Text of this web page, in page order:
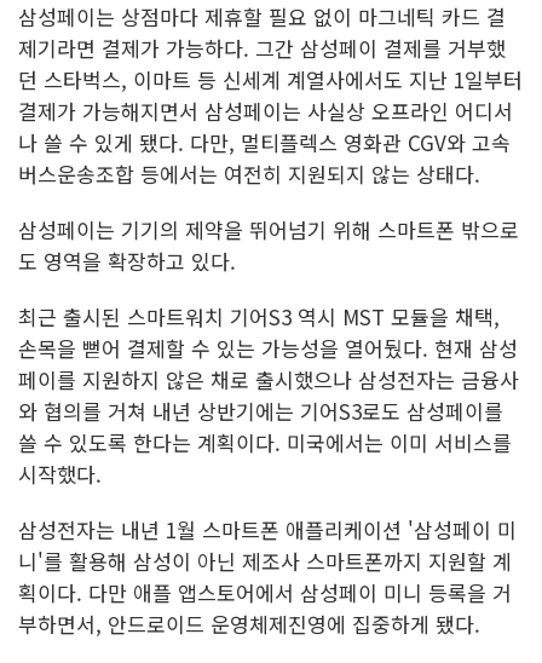
삼성페이는 상점마다 제휴할 필요 없이 마그네틱 카드 결
제기라면 결제가 가능하다. 그간 삼성페이 결제를 거부했
던 스타벅스, 이마트 등 신세계 계열사에서도 지난 1일부터
결제가 가능해지면서 삼성페이는 사실상 오프라인 어디서
나 쓸 수 있게 됐다. 다만, 멀티플렉스 영화관 CGV와 고속
버스운송조합 등에서는 여전히 지원되지 않는 상태다.
삼성페이는 기기의 제약을 뛰어넘기 위해 스마트폰 밖으로
도 영역을 확장하고 있다.
최근 출시된 스마트워치 기어S3 역시 MST 모듈을 채택,
손목을 뻗어 결제할 수 있는 가능성을 열어뒀다. 현재 삼성
페이를 지원하지 않은 채로 출시했으나 삼성전자는 금융사
와 협의를 거쳐 내년 상반기에는 기어S3로도 삼성페이를
쓸 수 있도록 한다는 계획이다. 미국에서는 이미 서비스를
시작했다.
삼성전자는 내년 1월 스마트폰 애플리케이션 '삼성페이 미
니'를 활용해 삼성이 아닌 제조사 스마트폰까지 지원할 계
획이다. 다만 애플 앱스토어에서 삼성페이 미니 등록을 거
부하면서, 안드로이드 운영체제진영에 집중하게 됐다.